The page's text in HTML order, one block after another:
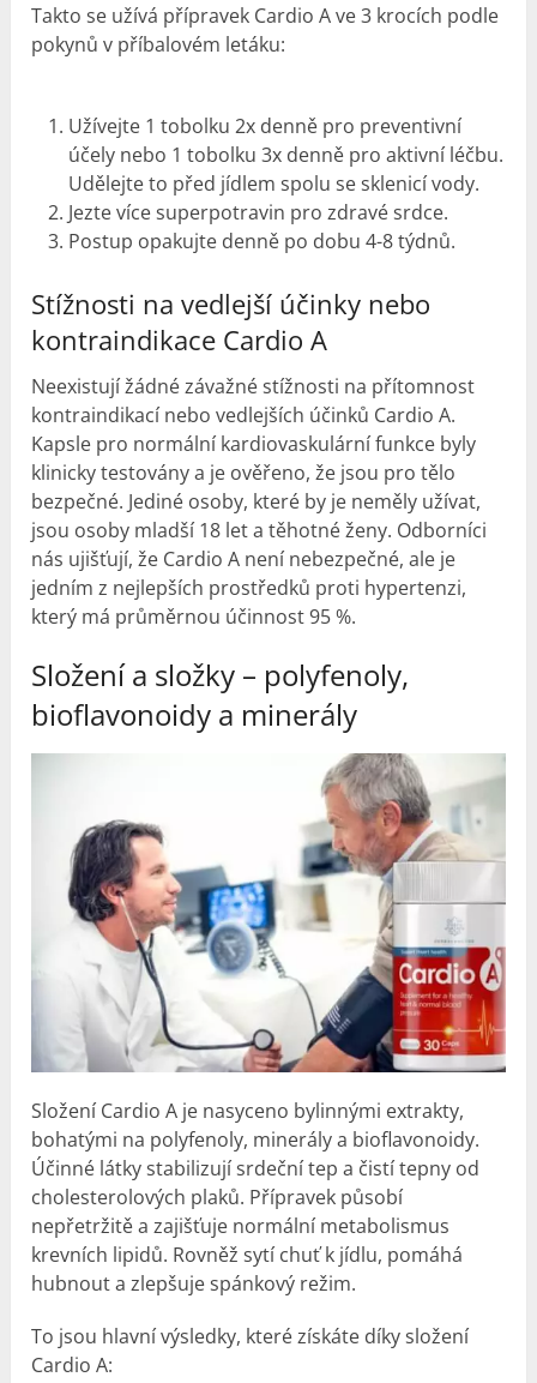
Takto se užívá přípravek Cardio A ve 3 krocích podle
pokynů v příbalovém letáku:
Užívejte 1 tobolku 2x denně pro preventivní
účely nebo 1 tobolku 3x denně pro aktivní léčbu.
Udělejte to před jídlem spolu se sklenicí vody.
Jezte více superpotravin pro zdravé srdce.
Postup opakujte denně po dobu 4-8 týdnů.
Stížnosti na vedlejší účinky nebo
kontraindikace Cardio A
Neexistují žádné závažné stížnosti na přítomnost
kontraindikací nebo vedlejších účinků Cardio A.
Kapsle pro normální kardiovaskulární funkce byly
klinicky testovány a je ověřeno, že jsou pro tělo
bezpečné. Jediné osoby, které by je neměly užívat,
jsou osoby mladší 18 let a těhotné ženy. Odborníci
nás ujišťují, že Cardio A není nebezpečné, ale je
jedním z nejlepších prostředků proti hypertenzi,
který má průměrnou účinnost 95 %.
Složení a složky – polyfenoly,
bioflavonoidy a minerály
Složení Cardio A je nasyceno bylinnými extrakty,
bohatými na polyfenoly, minerály a bioflavonoidy.
Účinné látky stabilizují srdeční tep a čistí tepny od
cholesterolových plaků. Přípravek působí
nepřetržitě a zajišťuje normální metabolismus
krevních lipidů. Rovněž sytí chuť k jídlu, pomáhá
hubnout a zlepšuje spánkový režim.
To jsou hlavní výsledky, které získáte díky složení
Cardio A: